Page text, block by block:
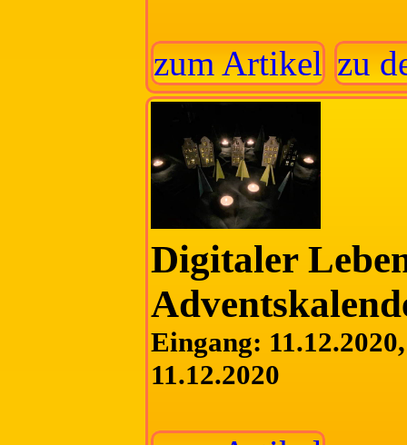
zum Artikel zu
Digitaler
Eingang:
11.12.2020